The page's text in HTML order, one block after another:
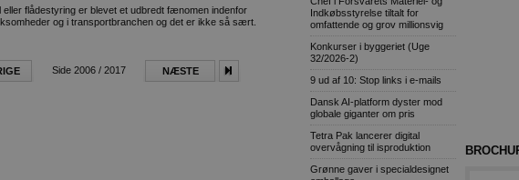
eller flådestyring er blevet et udbredt fænomen indenfor
og i transportbranchen og det er ikke så sært.
Side 2006 / 2017 NÆSTE
Indkøbsstyrelse tiltalt for
omfattende og grov millionsvig
Konkurser i byggeriet (Uge
32/2026-2)
9 ud af 10: Stop links i e-mails
Dansk AI-platform dyster mod
globale giganter om pris
Tetra Pak lancerer digital
overvågning til isproduktion
Grønne gaver i specialdesignet